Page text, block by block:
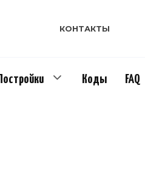
КОНТАКТЫ
Постройки Коды FAQ